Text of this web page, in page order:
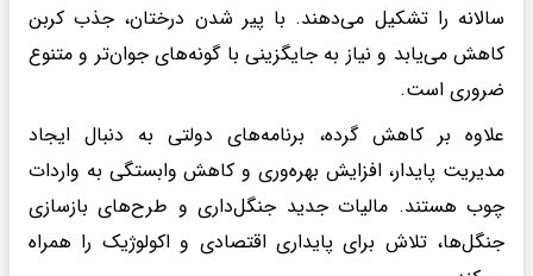
سالانه را تشکیل می‌دهند. با پیر شدن درختان، جذب کربن
کاهش می‌یابد و نیاز به جایگزینی با گونه‌های جوان‌تر و متنوع
ضروری است.
علاوه بر کاهش گرده، برنامه‌های دولتی به دنبال ایجاد
مدیریت پایدار، افزایش بهره‌وری و کاهش وابستگی به واردات
چوب هستند. مالیات جدید جنگل‌داری و طرح‌های بازسازی
جنگل‌ها، تلاش برای پایداری اقتصادی و اکولوژیک را همراه